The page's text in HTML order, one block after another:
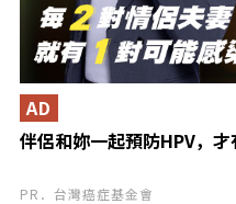
伴侶和妳一起預防HPV，才
AD
PR．台灣癌症基金會